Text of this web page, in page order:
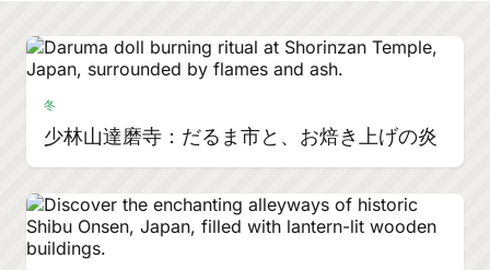
冬
少林山達磨寺：だるま市と、お焙き上げの炎